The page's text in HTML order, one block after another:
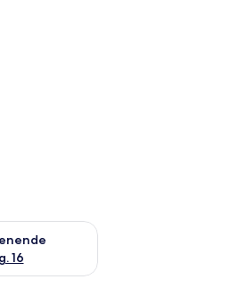
9.
16
für nächstes Wochenende, Aug.